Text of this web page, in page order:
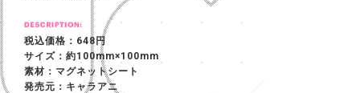
税込価格：648円
サイズ：約100mm×100mm
素材：マグネットシート
発売元：キャラアニ